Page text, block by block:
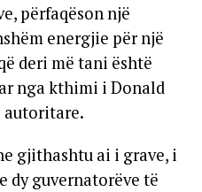
përfaqëson një
energjie për një
deri më tani është
nga kthimi i Donald
autoritare.
gjithashtu ai i grave, i
dy guvernatorëve të